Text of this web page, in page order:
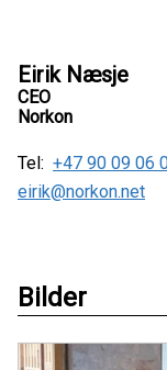
Eirik Næsje
CEO
Norkon
Tel: +47 90 09 06
eirik@norkon.net
Bilder